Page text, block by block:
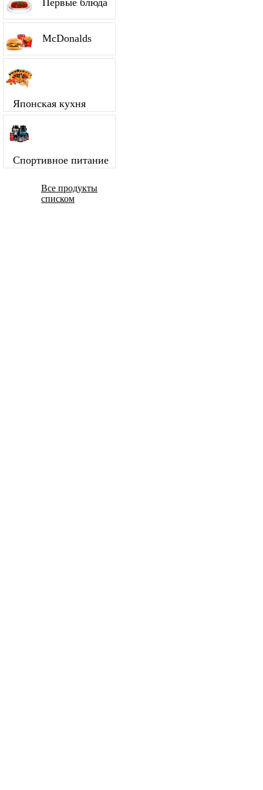
Первые блюда
McDonalds
Японская кухня
Спортивное питание
Все продукты
списком